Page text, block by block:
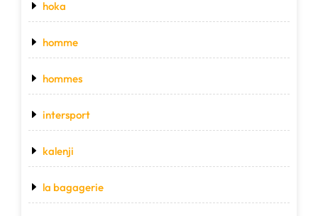
hoka
homme
hommes
intersport
kalenji
la bagagerie